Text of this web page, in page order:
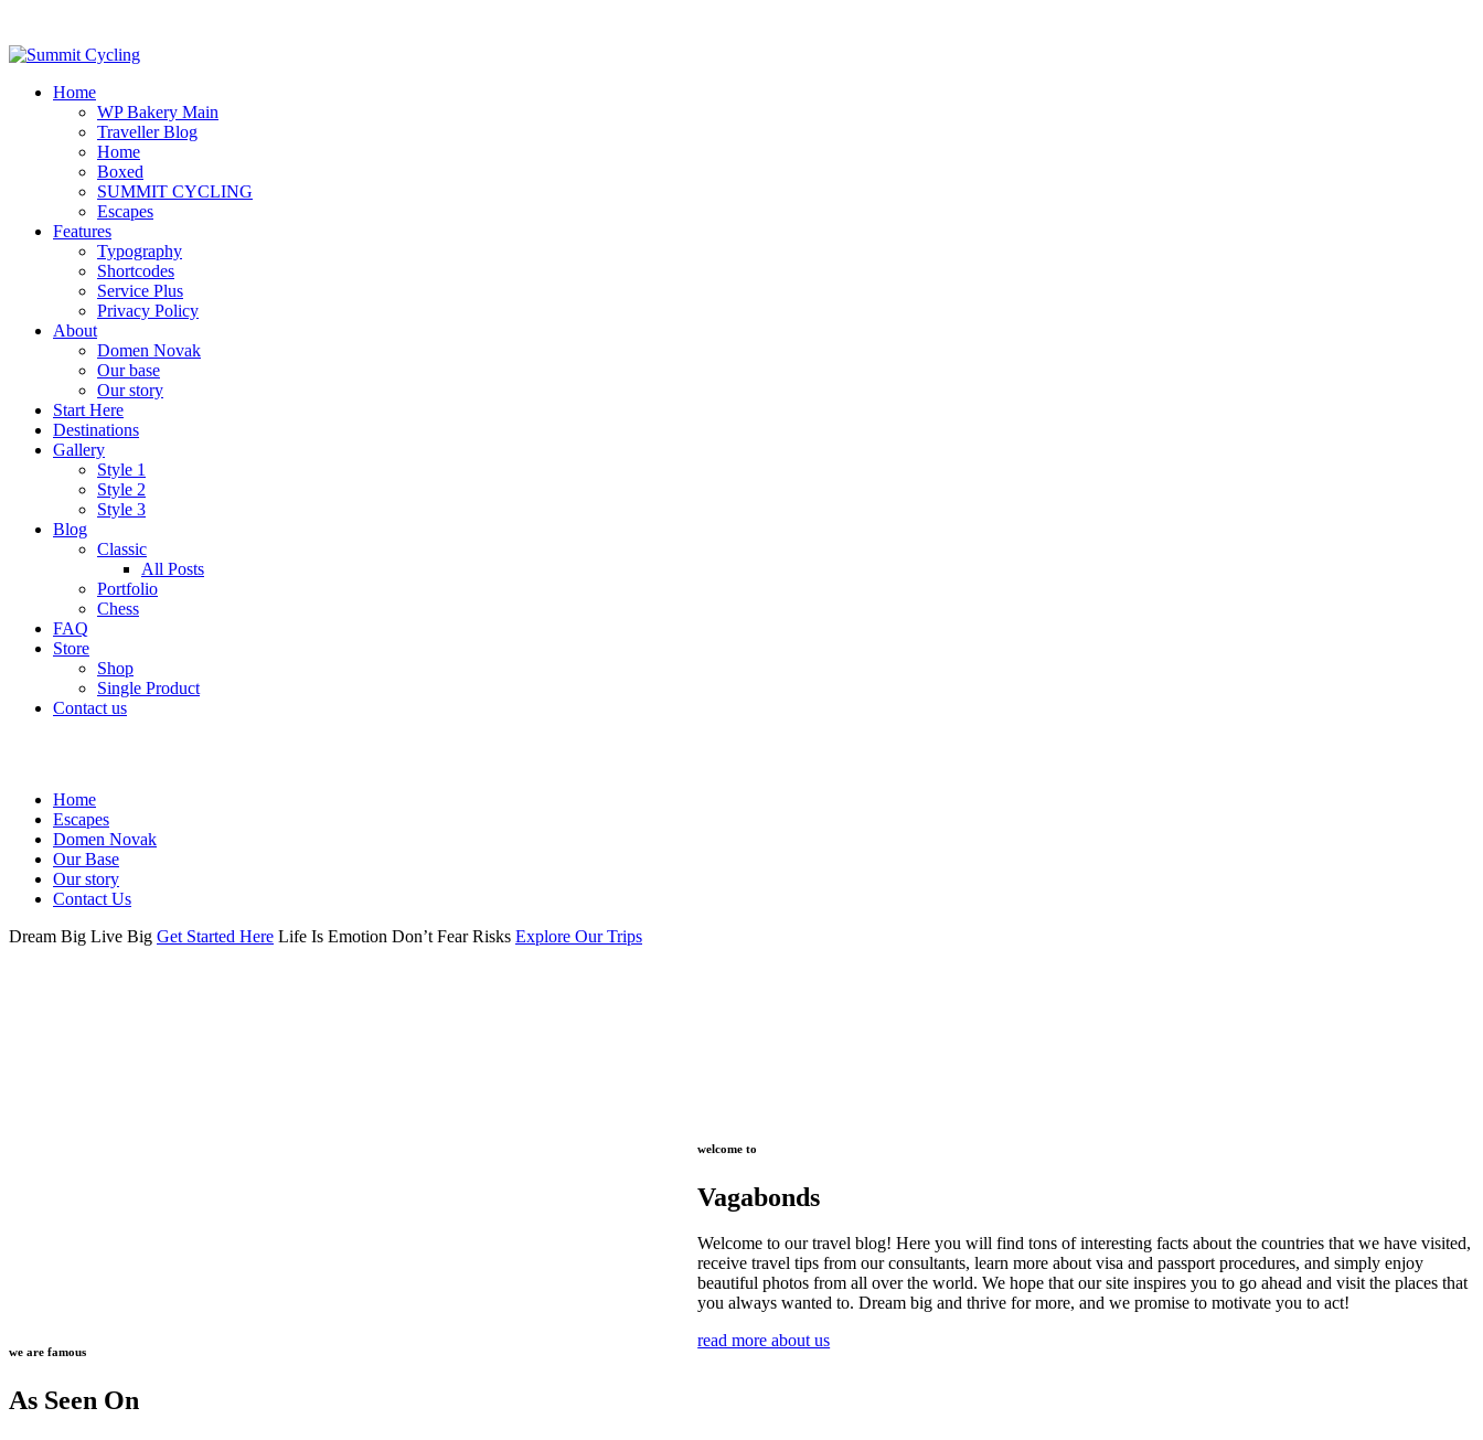
Home
WP Bakery Main
Traveller Blog
Home
Boxed
SUMMIT CYCLING
Escapes
Features
Typography
Shortcodes
Service Plus
Privacy Policy
About
Domen Novak
Our base
Our story
Start Here
Destinations
Gallery
Style 1
Style 2
Style 3
Blog
Classic
All Posts
Portfolio
Chess
FAQ
Store
Shop
Single Product
Contact us
Home
Escapes
Domen Novak
Our Base
Our story
Contact Us
Dream Big Live Big Get Started Here Life Is Emotion Don’t Fear Risks Explore Our Trips
welcome to
Vagabonds
Welcome to our travel blog! Here you will find tons of interesting facts about the countries that we have visited,
receive travel tips from our consultants, learn more about visa and passport procedures, and simply enjoy
beautiful photos from all over the world. We hope that our site inspires you to go ahead and visit the places that
you always wanted to. Dream big and thrive for more, and we promise to motivate you to act!
read more about us
we are famous
As Seen On